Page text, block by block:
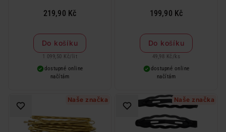
219,90 Kč
Do košíku
1 099,50 Kč/ lit
dostupné online
načítám
199,90 Kč
Do košíku
49,98 Kč / ks
dostupné online
načítám
Naše značka Naše značka